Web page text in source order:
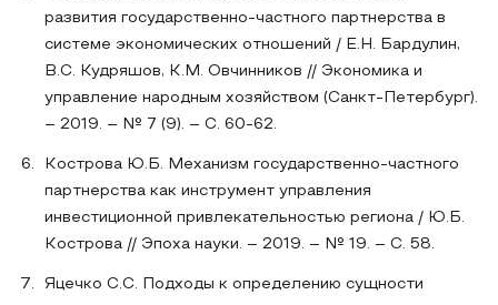
развития государственно-частного партнерства в
системе экономических отношений / Е.Н. Бардулин,
В.С. Кудряшов, К.М. Овчинников // Экономика и
управление народным хозяйством (Санкт-Петербург).
– 2019. – № 7 (9). – С. 60-62.
Кострова Ю.Б. Механизм государственно-частного
партнерства как инструмент управления
инвестиционной привлекательностью региона / Ю.Б.
Кострова // Эпоха науки. – 2019. – № 19. – С. 58.
Яцечко С.С. Подходы к определению сущности